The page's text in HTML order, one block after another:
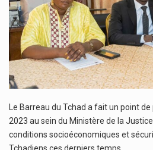
Le Barreau du Tchad a fait un point
2023 au sein du Ministère de la
conditions socioéconomiques et
Tchadiens ces derniers temps.